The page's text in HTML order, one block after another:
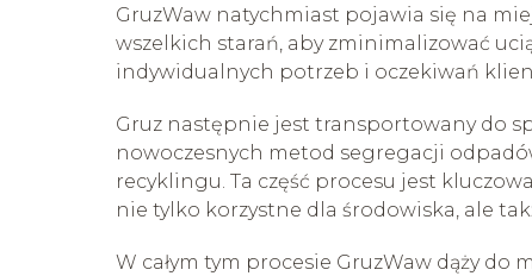
GruzWaw natychmiast pojawia się na
wszelkich starań, aby zminimalizować
indywidualnych potrzeb i oczekiwań
Gruz następnie jest transportowany do
nowoczesnych metod segregacji
recyklingu. Ta część procesu jest
nie tylko korzystne dla środowiska, ale
W całym tym procesie GruzWaw dąży